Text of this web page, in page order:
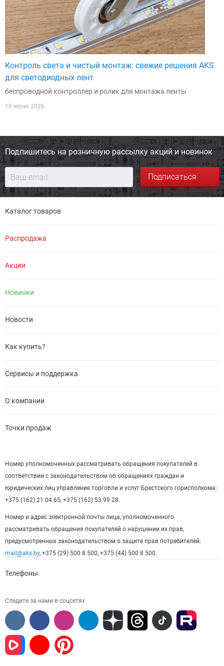
Контроль света и чистый монтаж: свежие решения AKS
для светодиодных лент
беспроводной контроллер и ролик для монтажа ленты
19 июня 2026
Подпишитесь на розничную рассылку акций и новинок
Подписаться
Каталог товаров
Распродажа
Акции
Новинки
Новости
Как купить?
Сервисы и поддержка
О компании
Точки продаж
Номер уполномоченных рассматривать обращения покупателей в
соответствии с законодательством об обращениях граждан и
юридических лиц управление торговли и услуг Брестского горисполкома:
+375 (162) 21 04 65, +375 (162) 53 99 28.
Номер и адрес электронной почты лица, уполномоченного
рассматривать обращения покупателей о нарушении их прав,
предусмотренных законодательством о защите прав потребителей:
mail@aks.by, +375 (29) 500 8 500, +375 (44) 500 8 500.
Телефоны
Следите за нами в соцсетях